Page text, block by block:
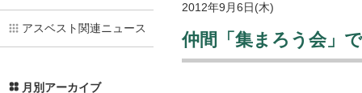
2012年9月6日(木)
仲間「集まろう会」
アスベスト関連ニュース
月別アーカイブ